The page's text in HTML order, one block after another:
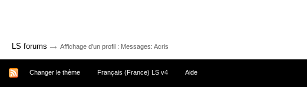
LS forums → Affichage d'un profil : Messages: Acris
Changer le thème Français (France) LS v4 Aide